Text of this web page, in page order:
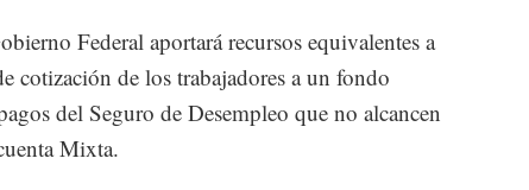
Federal aportará recursos equivalentes a
cotización de los trabajadores a un fondo
del Seguro de Desempleo que no alcancen
Mixta.